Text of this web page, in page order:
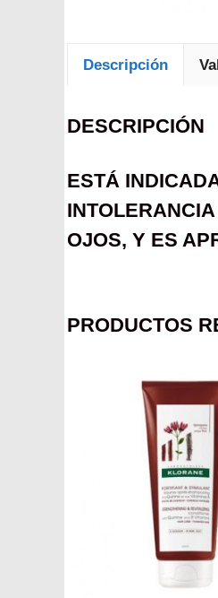
Descripción
DESCRIPCIÓN
ESTÁ
OJOS, Y ES
PRODUCTOS